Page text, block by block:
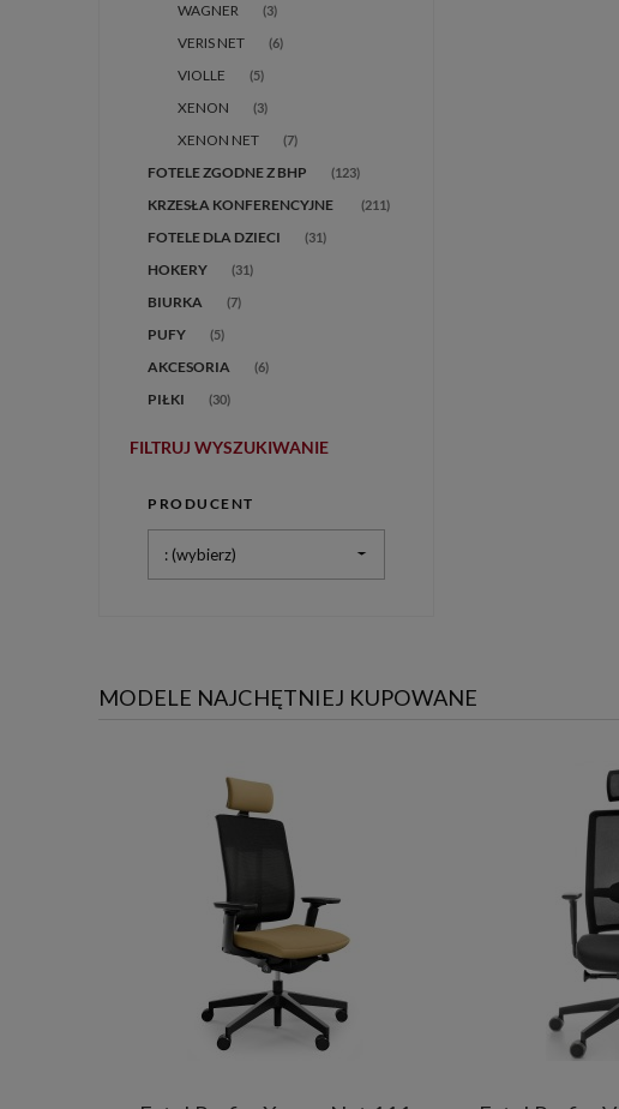
WAGNER (3)
VERIS NET (6)
VIOLLE (5)
XENON (3)
XENON NET (7)
FOTELE ZGODNE Z BHP (123)
(211)
FOTELE DLA DZIECI (31)
HOKERY (31)
BIURKA (7)
PUFY (5)
AKCESORIA (6)
PIŁKI (30)
FILTRUJ WYSZUKIWANIE
PRODUCENT
: (wybierz)
MODELE NAJCHĘTNIEJ KUPOWANE